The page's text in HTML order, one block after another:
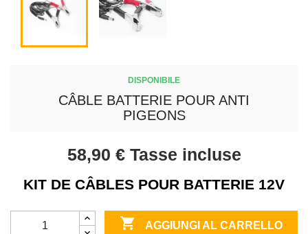
DISPONIBILE
CÂBLE BATTERIE POUR ANTI
PIGEONS
58,90 € Tasse incluse
KIT DE CÂBLES POUR BATTERIE 12V
 AGGIUNGI AL CARRELLO